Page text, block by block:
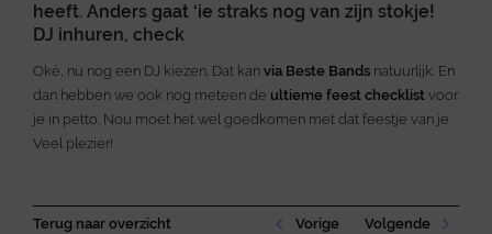
heeft. Anders gaat ‘ie straks nog van zijn stokje!
DJ inhuren, check
Oké, nu nog een DJ kiezen. Dat kan via Beste Bands natuurlijk. En
dan hebben we ook nog meteen de ultieme feest checklist voor
je in petto. Nou moet het wel goedkomen met dat feestje van je.
Veel plezier!
Terug naar overzicht Vorige Volgende